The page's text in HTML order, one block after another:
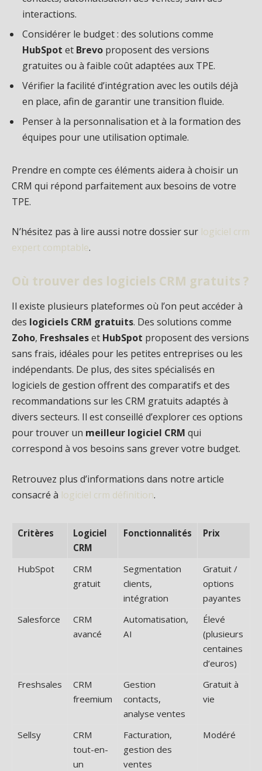
interactions.
Considérer le budget : des solutions comme
HubSpot et Brevo proposent des versions
gratuites ou à faible coût adaptées aux TPE.
Vérifier la facilité d’intégration avec les outils déjà
en place, afin de garantir une transition fluide.
Penser à la personnalisation et à la formation des
équipes pour une utilisation optimale.
Prendre en compte ces éléments aidera à choisir un
CRM qui répond parfaitement aux besoins de votre
TPE.
N’hésitez pas à lire aussi notre dossier sur logiciel crm
expert comptable.
Où trouver des logiciels CRM gratuits ?
Il existe plusieurs plateformes où l’on peut accéder à
des logiciels CRM gratuits. Des solutions comme
Zoho, Freshsaleset HubSpot proposent des versions
sans frais, idéales pour les petites entreprises ou les
indépendants. De plus, des sites spécialisés en
logiciels de gestion offrent des comparatifs et des
recommandations sur les CRM gratuits adaptés à
divers secteurs. Il est conseillé d’explorer ces options
pour trouver un meilleur logiciel CRM qui
correspond à vos besoins sans grever votre budget.
Retrouvez plus d’informations dans notre article
consacré à logiciel crm définition.
Critères
Logiciel
CRM
Fonctionnalités Prix
HubSpot
CRM
gratuit
Segmentation
clients,
intégration
Gratuit /
options
payantes
Salesforce
CRM
avancé
Automatisation,
AI
Élevé
(plusieurs
centaines
d’euros)
Freshsales
CRM
freemium
Gestion
contacts,
analyse ventes
Gratuit à
vie
Sellsy
CRM
tout-en-
un
Facturation,
gestion des
ventes
Modéré